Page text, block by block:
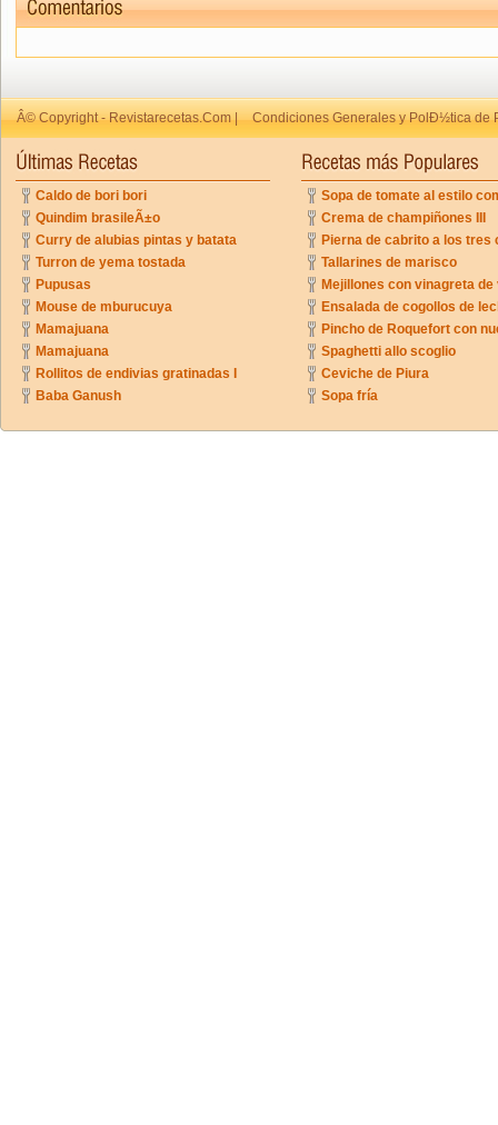
Â© Copyright - Revistarecetas.Com | Condiciones Generales y PolÐ½tica de
Caldo de bori bori
Quindim brasileÃ±o
Curry de alubias pintas y batata
Turron de yema tostada
Pupusas
Mouse de mburucuya
Mamajuana
Mamajuana
Rollitos de endivias gratinadas I
Baba Ganush
Sopa de tomate al estilo
Crema de champiñones III
Pierna de cabrito a los tres
Tallarines de marisco
Mejillones con vinagreta
Ensalada de cogollos de
Pincho de Roquefort con
Spaghetti allo scoglio
Ceviche de Piura
Sopa fría